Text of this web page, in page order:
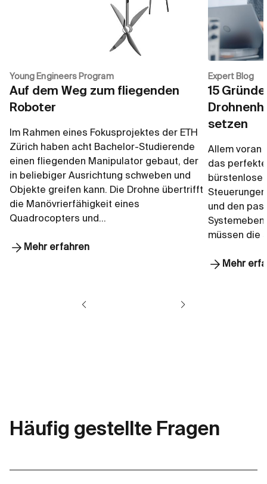
Young Engineers Program
Auf dem Weg zum fliegenden
Roboter
Im Rahmen eines Fokusprojektes der ETH
Zürich haben acht Bachelor-Studierende
einen fliegenden Manipulator gebaut, der
in beliebiger Ausrichtung schweben und
Objekte greifen kann. Die Drohne übertrifft
die Manövrierfähigkeit eines
Quadrocopters und…
Mehr erfahren
Expert Blog
15
setzen
Allem voran
das
und den
müssen die
Mehr
Häufig gestellte Fragen